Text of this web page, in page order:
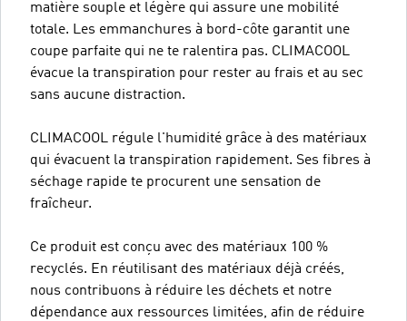
matière souple et légère qui assure une mobilité
totale. Les emmanchures à bord-côte garantit une
coupe parfaite qui ne te ralentira pas. CLIMACOOL
évacue la transpiration pour rester au frais et au sec
sans aucune distraction.
CLIMACOOL régule l'humidité grâce à des matériaux
qui évacuent la transpiration rapidement. Ses fibres à
séchage rapide te procurent une sensation de
fraîcheur.
Ce produit est conçu avec des matériaux 100 %
recyclés. En réutilisant des matériaux déjà créés,
nous contribuons à réduire les déchets et notre
dépendance aux ressources limitées, afin de réduire